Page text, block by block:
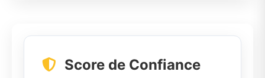
Score de Confiance